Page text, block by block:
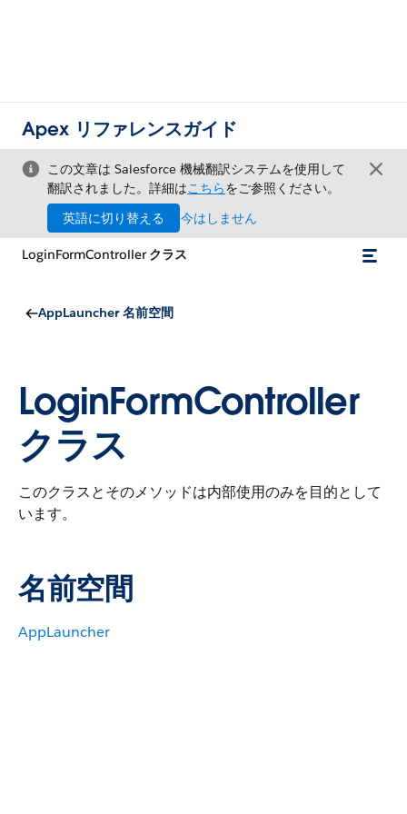
Apex リファレンスガイド
この文章は Salesforce 機械翻訳システムを使用して
翻訳されました。詳細はこちらをご参照ください。
英語に切り替える
今はしません
LoginFormController クラス
AppLauncher 名前空間
LoginFormController
クラス
このクラスとそのメソッドは内部使用のみを目的として
います。
名前空間
AppLauncher